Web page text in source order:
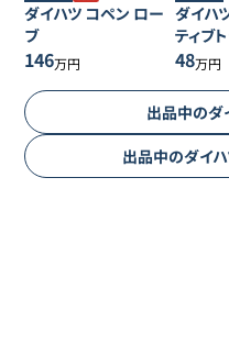
ダイハツ コペン ロー
ブ
146万円
ダイハ
ティブ
48万円
出品中のダ
出品中のダイ